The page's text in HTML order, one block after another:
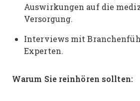
Auswirkungen auf die
Versorgung.
Interviews mit
Experten.
Warum Sie reinhören sollten: